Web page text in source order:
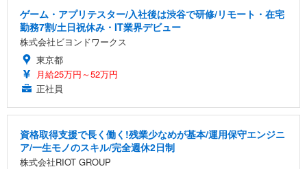
ゲーム・アプリテスター/入社後は渋谷で研修/リモート・在宅
勤務7割/土日祝休み・IT業界デビュー
株式会社ビヨンドワークス
東京都
月給25万円～52万円
正社員
資格取得支援で長く働く!残業少なめが基本/運用保守エンジニ
ア/一生モノのスキル/完全週休2日制
株式会社RIOT GROUP